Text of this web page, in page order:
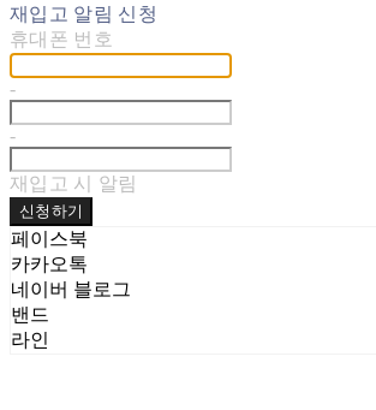
재입고 알림 신청
휴대폰 번호
-
-
재입고 시 알림
신청하기
페이스북
카카오톡
네이버 블로그
밴드
라인